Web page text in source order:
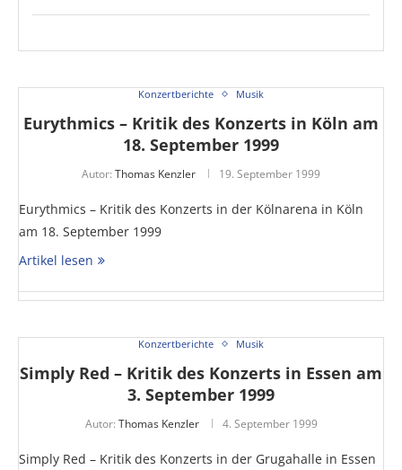
Konzertberichte Musik
Eurythmics – Kritik des Konzerts in Köln am
18. September 1999
Autor: Thomas Kenzler 19. September 1999
Eurythmics – Kritik des Konzerts in der Kölnarena in Köln
am 18. September 1999
Artikel lesen
Konzertberichte Musik
Simply Red – Kritik des Konzerts in Essen am
3. September 1999
Autor: Thomas Kenzler 4. September 1999
Simply Red – Kritik des Konzerts in der Grugahalle in Essen